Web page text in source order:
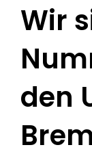
Wir
den